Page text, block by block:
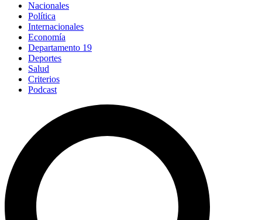
Nacionales
Política
Internacionales
Economía
Departamento 19
Deportes
Salud
Criterios
Podcast